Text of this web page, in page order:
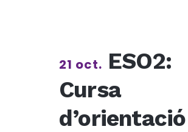
21 oct. ESO2:
Cursa